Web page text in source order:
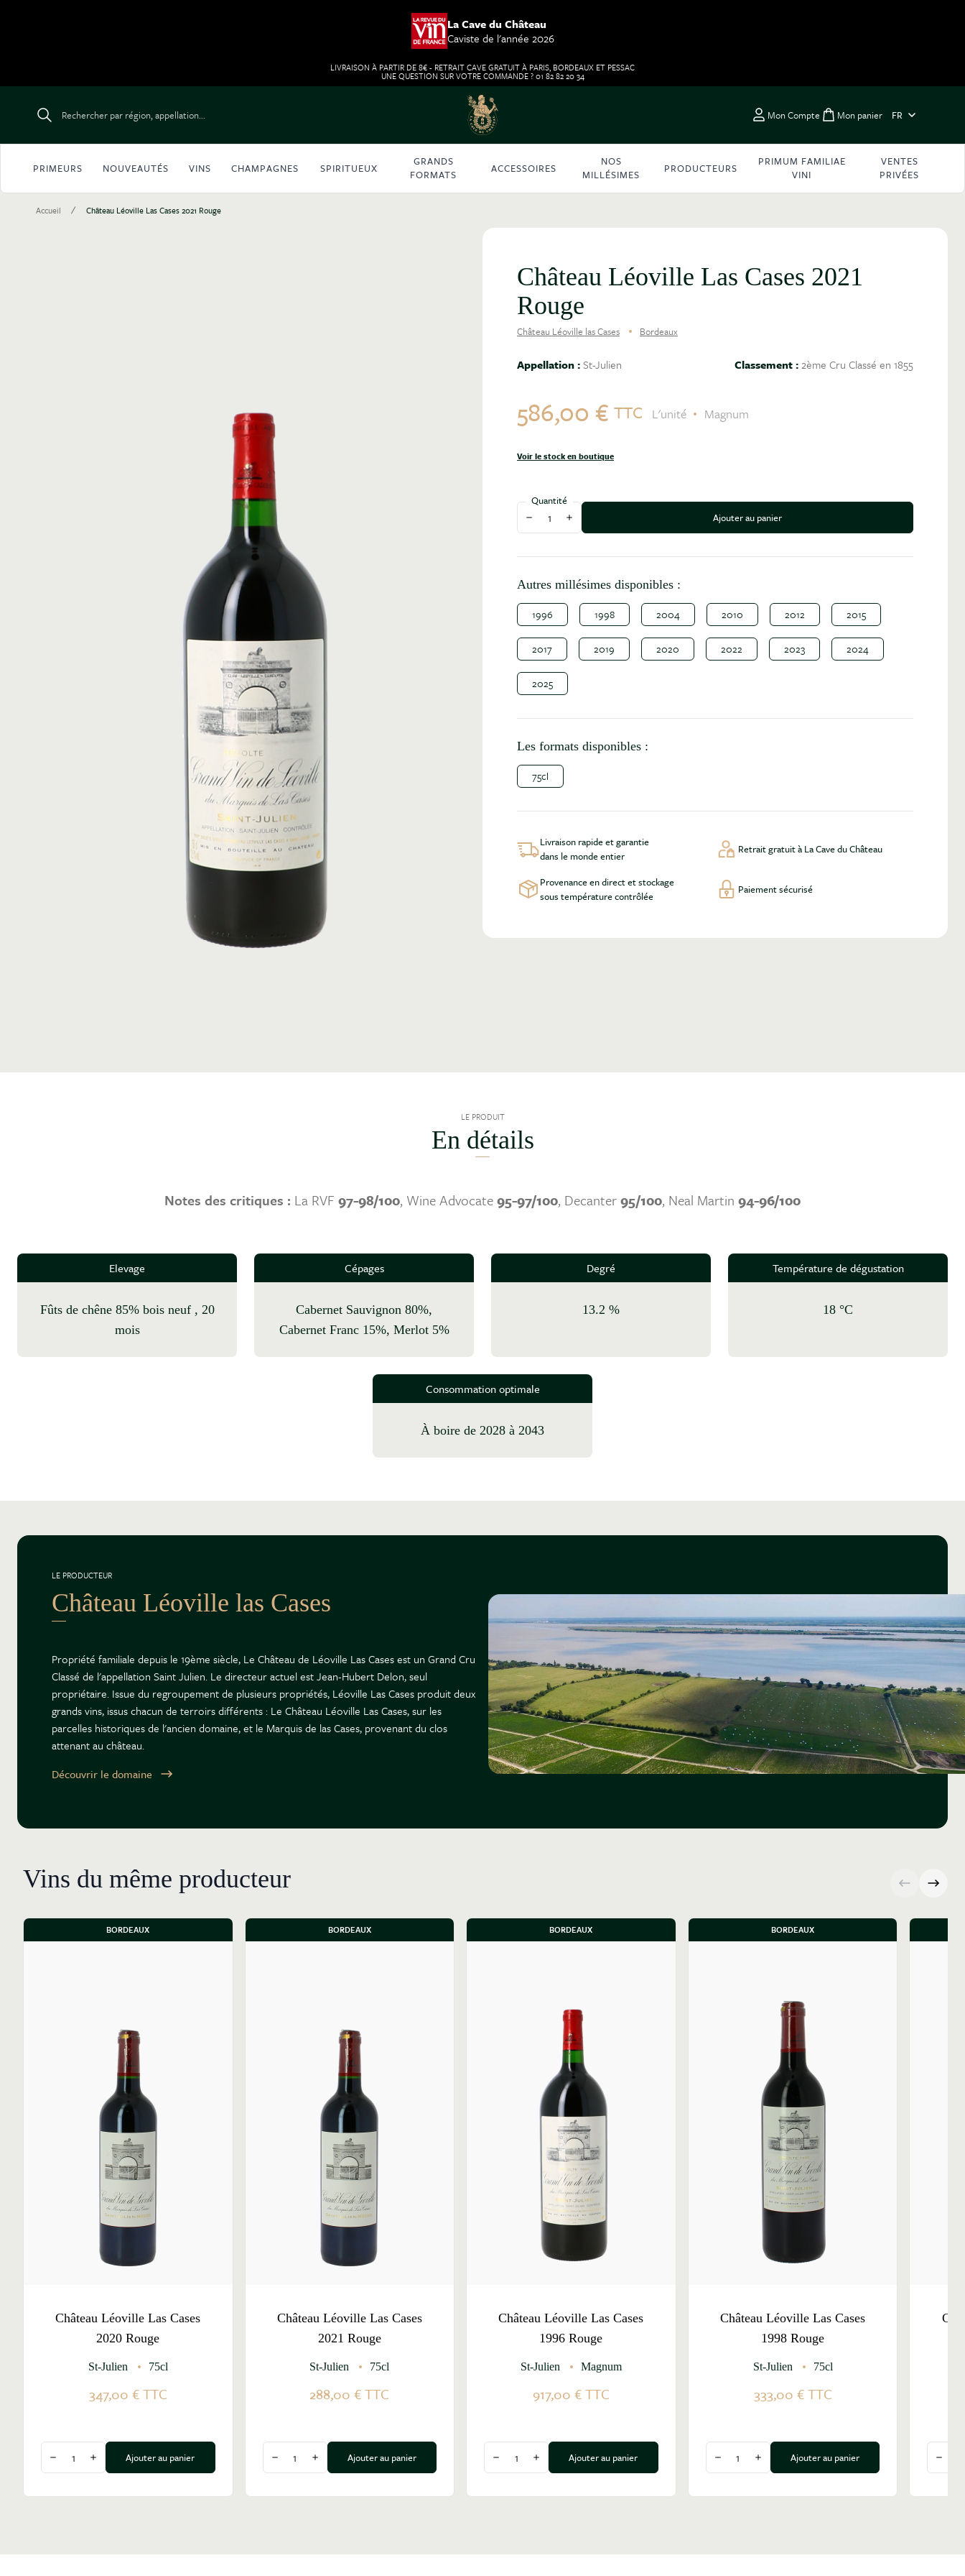
La Cave du Château
Caviste de l'année 2026
LIVRAISON À PARTIR DE 8€ - RETRAIT CAVE GRATUIT À PARIS, BORDEAUX ET PESSAC
UNE QUESTION SUR VOTRE COMMANDE ? 01 82 82 20 34
Rechercher par région, appellation... Mon Compte Toggle minicart,
Mon panier FR
PRIMEURS NOUVEAUTÉS VINS CHAMPAGNES SPIRITUEUX
GRANDS
FORMATS
ACCESSOIRES
NOS
MILLÉSIMES
PRODUCTEURS
PRIMUM FAMILIAE
VINI
VENTES
PRIVÉES
Accueil / Château Léoville Las Cases 2021 Rouge
Château Léoville Las Cases 2021
Rouge
Château Léoville las Cases Bordeaux
Appellation :St-Julien Classement :2ème Cru Classé en 1855
586,00 € TTC L'unité Magnum
Voir le stock en boutique
Quantité
Diminuer la quantité
Augmenter la quantité Ajouter au panier
Autres millésimes disponibles :
1996 1998 2004 2010 2012 2015
2017 2019 2020 2022 2023 2024
2025
Les formats disponibles :
75cl
Livraison rapide et garantie
dans le monde entier
Retrait gratuit à La Cave du Château
Provenance en direct et stockage
sous température contrôlée
Paiement sécurisé
LE PRODUIT
En détails
Notes des critiques : La RVF 97-98/100, Wine Advocate95-97/100, Decanter95/100, Neal Martin 94-96/100
Elevage
fûts de chêne 85% bois neuf , 20
mois
Cépages
Cabernet Sauvignon 80%,
Cabernet Franc 15%, Merlot 5%
Degré
13.2 %
Température de dégustation
18 °C
Consommation optimale
à boire de 2028 à 2043
LE PRODUCTEUR
Château Léoville las Cases
Propriété familiale depuis le 19ème siècle, Le Château de Léoville Las Cases est un Grand Cru
Classé de l'appellation Saint Julien. Le directeur actuel est Jean-Hubert Delon, seul
propriétaire. Issue du regroupement de plusieurs propriétés, Léoville Las Cases produit deux
grands vins, issus chacun de terroirs différents : Le Château Léoville Las Cases, sur les
parcelles historiques de l'ancien domaine, et le Marquis de las Cases, provenant du clos
attenant au château.
Découvrir le domaine
Vins du même producteur
BORDEAUX
Château Léoville Las Cases
2020 Rouge
St-Julien 75cl
347,00 €TTC
Quantité
Diminuer la quantité
Augmenter la quantité
Ajouter au panier
BORDEAUX
Château Léoville Las Cases
2021 Rouge
St-Julien 75cl
288,00 €TTC
Quantité
Diminuer la quantité
Augmenter la quantité
Ajouter au panier
BORDEAUX
Château Léoville Las Cases
1996 Rouge
St-Julien Magnum
917,00 €TTC
Quantité
Diminuer la quantité
Augmenter la quantité
Ajouter au panier
BORDEAUX
Château Léoville Las Cases
1998 Rouge
St-Julien 75cl
333,00 € TTC
Quantité
Diminuer la quantité
Augmenter la quantité
Ajouter au panier